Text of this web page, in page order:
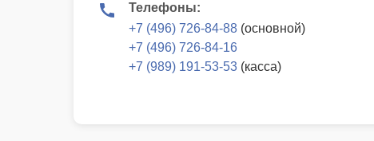
Телефоны:
+7 (496) 726-84-88 (основной)
+7 (496) 726-84-16
+7 (989) 191-53-53 (касса)